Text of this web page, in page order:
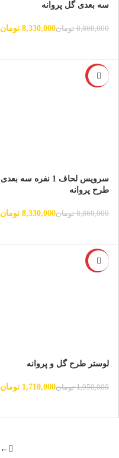
سه بعدی گل پروانه
8,860,000 تومان8,330,000 تومان
-6%
سرویس لحاف 1 نفره سه بعدی
طرح پروانه
8,860,000 تومان8,330,000 تومان
-12%
لوستر طرح گل و پروانه
1,950,000 تومان1,710,000 تومان
←